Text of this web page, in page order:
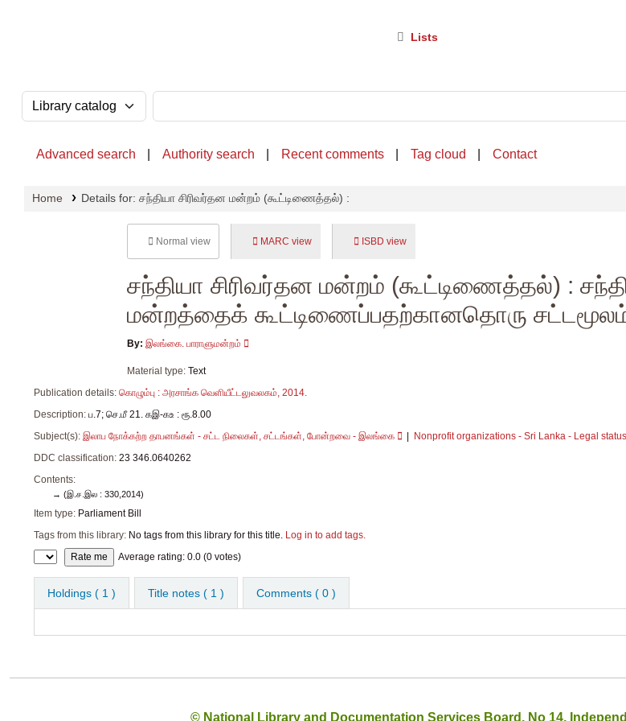
Lists
Search the catalog by:
Advanced search Authority search Recent comments Tag cloud Contact
Home Details for: சந்தியா சிரிவர்தன மன்றம் (கூட்டிணைத்தல்) :
Normal view MARC view ISBD view
சந்தியா சிரிவர்தன மன்றம் (கூட்டிணைத்தல்) :
மன்றத்தைக் கூட்டிணைப்பதற்கானதொரு
By: இலங்கை. பாராளுமன்றம்
Material type: Text
Publication details: கொழும்பு : அரசாங்க வெளியீட்டலுவலகம், 2014.
Description: ப.7; செ.மீ 21. கஇ-கஉ : ரூ.8.00
Subject(s): இலாப நோக்கற்ற தாபனங்கள் - சட்ட நிலைகள், சட்டங்கள், போன்றவை - இலங்கை
Nonprofit organizations - Sri Lanka - Legal
DDC classification: 23 346.0640262
Contents:
(இ.ச.இல : 330,2014)
Item type: Parliament Bill
Tags from this library: No tags from this library for this title. Log in to add tags.
Star ratings Average rating: 0.0 (0 votes)
Holdings ( 1 ) Title notes ( 1 ) Comments ( 0 )
© National Library and Documentation Services Board, No 14,